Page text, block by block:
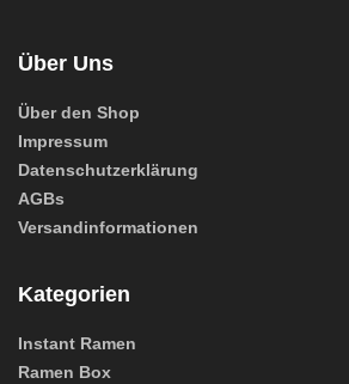
Über Uns
Über den Shop
Impressum
Datenschutzerklärung
AGBs
Versandinformationen
Kategorien
Instant Ramen
Ramen Box